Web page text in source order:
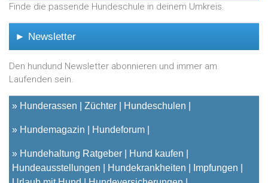
Finde die passende Hundeschule in deinem Umkreis.
► Newsletter
Den hundund Newsletter abonnieren und immer am
Laufenden sein.
» Hunderassen Züchter Hundeschulen
» Hundemagazin Hundeforum
» Hundehaltung Ratgeber
Hund kaufen
Hundeausstellungen
Hundekrankheiten
Impfungen